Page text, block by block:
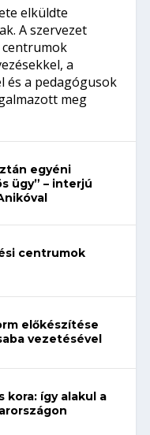
elküldte
A szervezet
a
és a pedagógusok
meg
egyéni
ügy” – interjú
centrumok
előkészítése
vezetésével
kora: így alakul a